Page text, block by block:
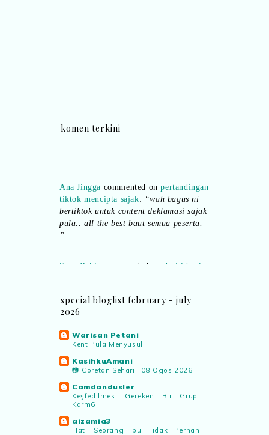
komen terkini
tiktok mencipta sajak:“wah bagus ni
bertiktok untuk content deklamasi sajak
pula.. all the best baut semua peserta.
”
Syaz Rahimcommented ondari idea ke
realiti mencipta permainan
“Selain
dan teknologi digital terbaik!”
Syaz Rahim
commented on
pertandingan tiktok mencipta sajak
“Menarik sungguh Pertandingan TikTok
Mencipta Sajak Kemerdekaan 2026 dari
bakat puisi kebangsaan dan
patriotisme.”
special bloglist february - july
2026
Warisan Petani
Kent Pula Menyusul
KasihkuAmani
📷 Coretan Sehari | 08 Ogos 2026
Camdandusler
Keşfedilmesi Gereken Bir Grup:
Karm6
aizamia3
Hati Seorang Ibu Tidak Pernah